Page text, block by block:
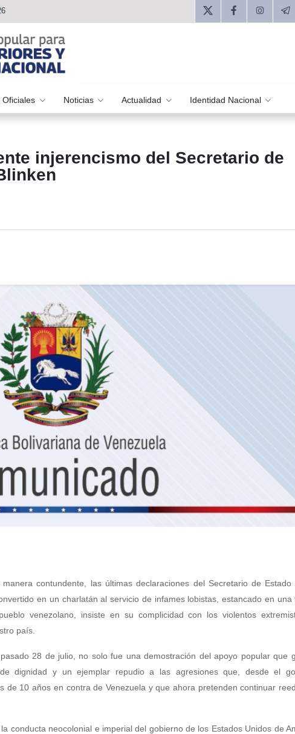
Oficiales Noticias Actualidad Identidad Nacional
injerencismo del Secretario de
contundente, las últimas declaraciones del Secretario de
en un charlatán al servicio de infames lobistas, estancado en una
venezolano, insiste en su complicidad con los violentos
país.
28 de julio, no solo fue una demostración del apoyo popular que
dignidad y un ejemplar repudio a las agresiones que, desde el
de 10 años en contra de Venezuela y que ahora pretenden continuar
conducta neocolonial e imperial del gobierno de los Estados Unidos de